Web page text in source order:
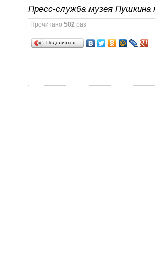
Пресс-служба музея
Прочитано502 раз
Поделиться…